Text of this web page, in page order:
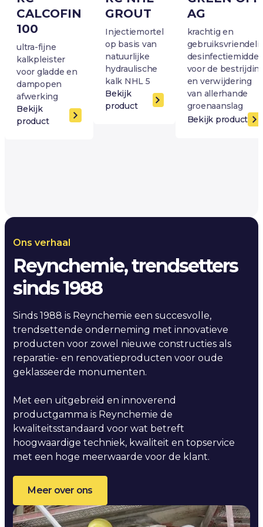
CALCOFIN
100
ultra-fijne
kalkpleister
voor gladde en
dampopen
afwerking
Bekijk
product
GROUT
Injectiemortel
op basis van
natuurlijke
hydraulische
kalk NHL 5
Bekijk
product
AG
krachtig en
desinfectiemiddel
voor de
en verwijdering
van allerhande
groenaanslag
Bekijk product
Ons verhaal
Reynchemie, trendsetters
sinds 1988
Sinds 1988 is Reynchemie een succesvolle,
trendsettende onderneming met innovatieve
producten voor zowel nieuwe constructies als
reparatie- en renovatieproducten voor oude
geklasseerde monumenten.
Met een uitgebreid en innoverend
productgamma is Reynchemie de
kwaliteitsstandaard voor wat betreft
hoogwaardige techniek, kwaliteit en topservice
met een hoge meerwaarde voor de klant.
Meer over ons